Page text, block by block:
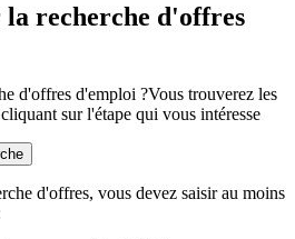
la recherche d'offres
d'offres d'emploi ?Vous trouverez les
sur l'étape qui vous intéresse
d'offres, vous devez saisir au moins